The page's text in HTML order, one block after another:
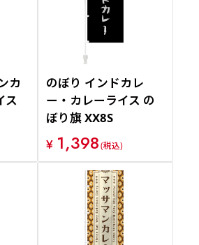
カ
ス
のぼり インドカレ
ー・カレーライス の
ぼり旗 XX8S
¥ 1,398(税込)